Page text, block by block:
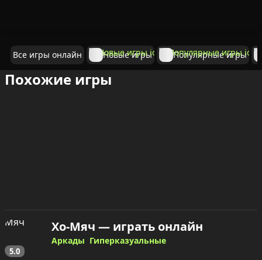
Все игры онлайн Новые игры Популярные игры
Похожие игры
5.0
Хо-Мяч — играть онлайн
Аркады Гиперказуальные